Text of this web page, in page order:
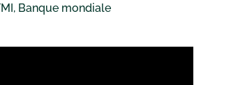
Banque mondiale